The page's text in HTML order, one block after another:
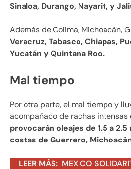
Sinaloa, Durango, Nayarit, y
Además de Colima, Michoacán,
Veracruz, Tabasco, Chiapas,
Yucatán y Quintana Roo.
Mal tiempo
Por otra parte, el mal tiempo y
acompañado de rachas intensas
provocarán oleajes de 1.5 a
costas de Guerrero,
LEER MÁS: MEXICO